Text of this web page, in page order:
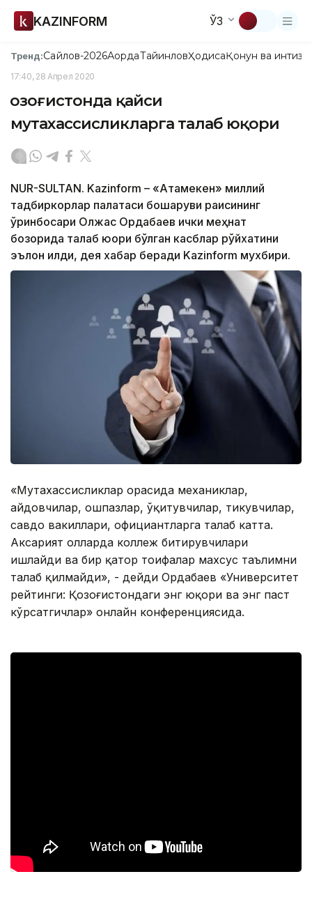
KAZINFORM ЎЗ
Тренд:Сайлов-2026АқордаТайинловҲодисаҚонун ва
17:40, 28 Апрел 2020
Қозоғистонда қайси
мутахассисликларга талаб юқори
NUR-SULTAN. Kazinform – «Атамекен» миллий
тадбиркорлар палатаси бошқаруви раисининг
ўринбосари Олжас Ордабаев ички меҳнат
бозорида талаб юқори бўлган касблар рўйхатини
эълон қилди, дея хабар беради Kazinform мухбири.
«Мутахассисликлар орасида механиклар,
ҳайдовчилар, ошпазлар, ўқитувчилар, тикувчилар,
савдо вакиллари, официантларга талаб катта.
Аксарият ҳолларда коллеж битирувчилари
ишлайди ва бир қатор тоифалар махсус таълимни
талаб қилмайди», - дейди Ордабаев «Университет
рейтинги: Қозоғистондаги энг юқори ва энг паст
кўрсатгичлар» онлайн конференциясида.